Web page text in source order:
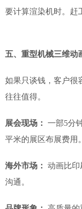
要计算渲染机时。赶
五、重型机械三维动
如果只谈钱，客户很
往往值得。
展会现场： 一部5分
平米的展区布展费用。
海外市场： 动画比印
沟通。